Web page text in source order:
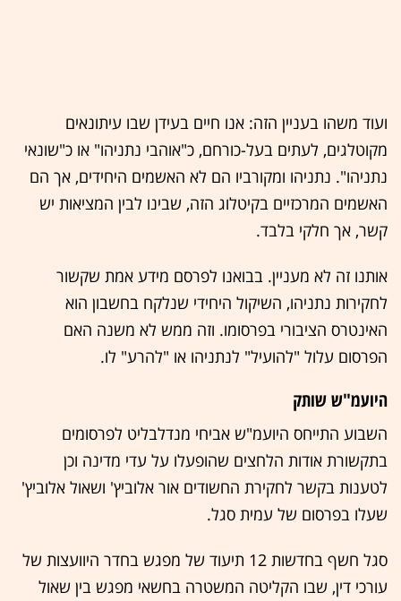
ועוד משהו בעניין הזה: אנו חיים בעידן שבו עיתונאים
מקוטלגים, לעתים בעל-כורחם, כ"אוהבי נתניהו" או כ"שונאי
נתניהו". נתניהו ומקורביו הם לא האשמים היחידים, אך הם
האשמים המרכזיים בקיטלוג הזה, שבינו לבין המציאות יש
קשר, אך חלקי בלבד.
אותנו זה לא מעניין. בבואנו לפרסם מידע אמת שקשור
לחקירות נתניהו, השיקול היחידי שנלקח בחשבון הוא
האינטרס הציבורי בפרסומו. וזה ממש לא משנה האם
הפרסום עלול "להועיל" לנתניהו או "להרע" לו.
היועמ"ש שותק
השבוע התייחס היועמ"ש אביחי מנדלבליט לפרסומים
בתקשורת אודות הלחצים שהופעלו על עדי מדינה וכן
לטענות בקשר לחקירת החשודים אור אלוביץ' ושאול אלוביץ'
שעלו בפרסום של עמית סגל.
סגל חשף בחדשות 12 תיעוד של מפגש בחדר היוועצות של
עורכי דין, שבו הקליטה המשטרה בחשאי מפגש בין שאול